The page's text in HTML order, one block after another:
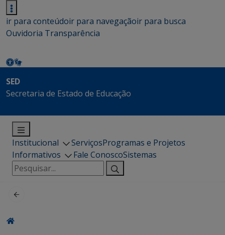
ir para conteúdoir para navegaçãoir para busca
Ouvidoria Transparência
SED
Secretaria de Estado de Educação
Institucional ServiçosProgramas e Projetos
Informativos
Fale ConoscoSistemas
Pesquisar
por: